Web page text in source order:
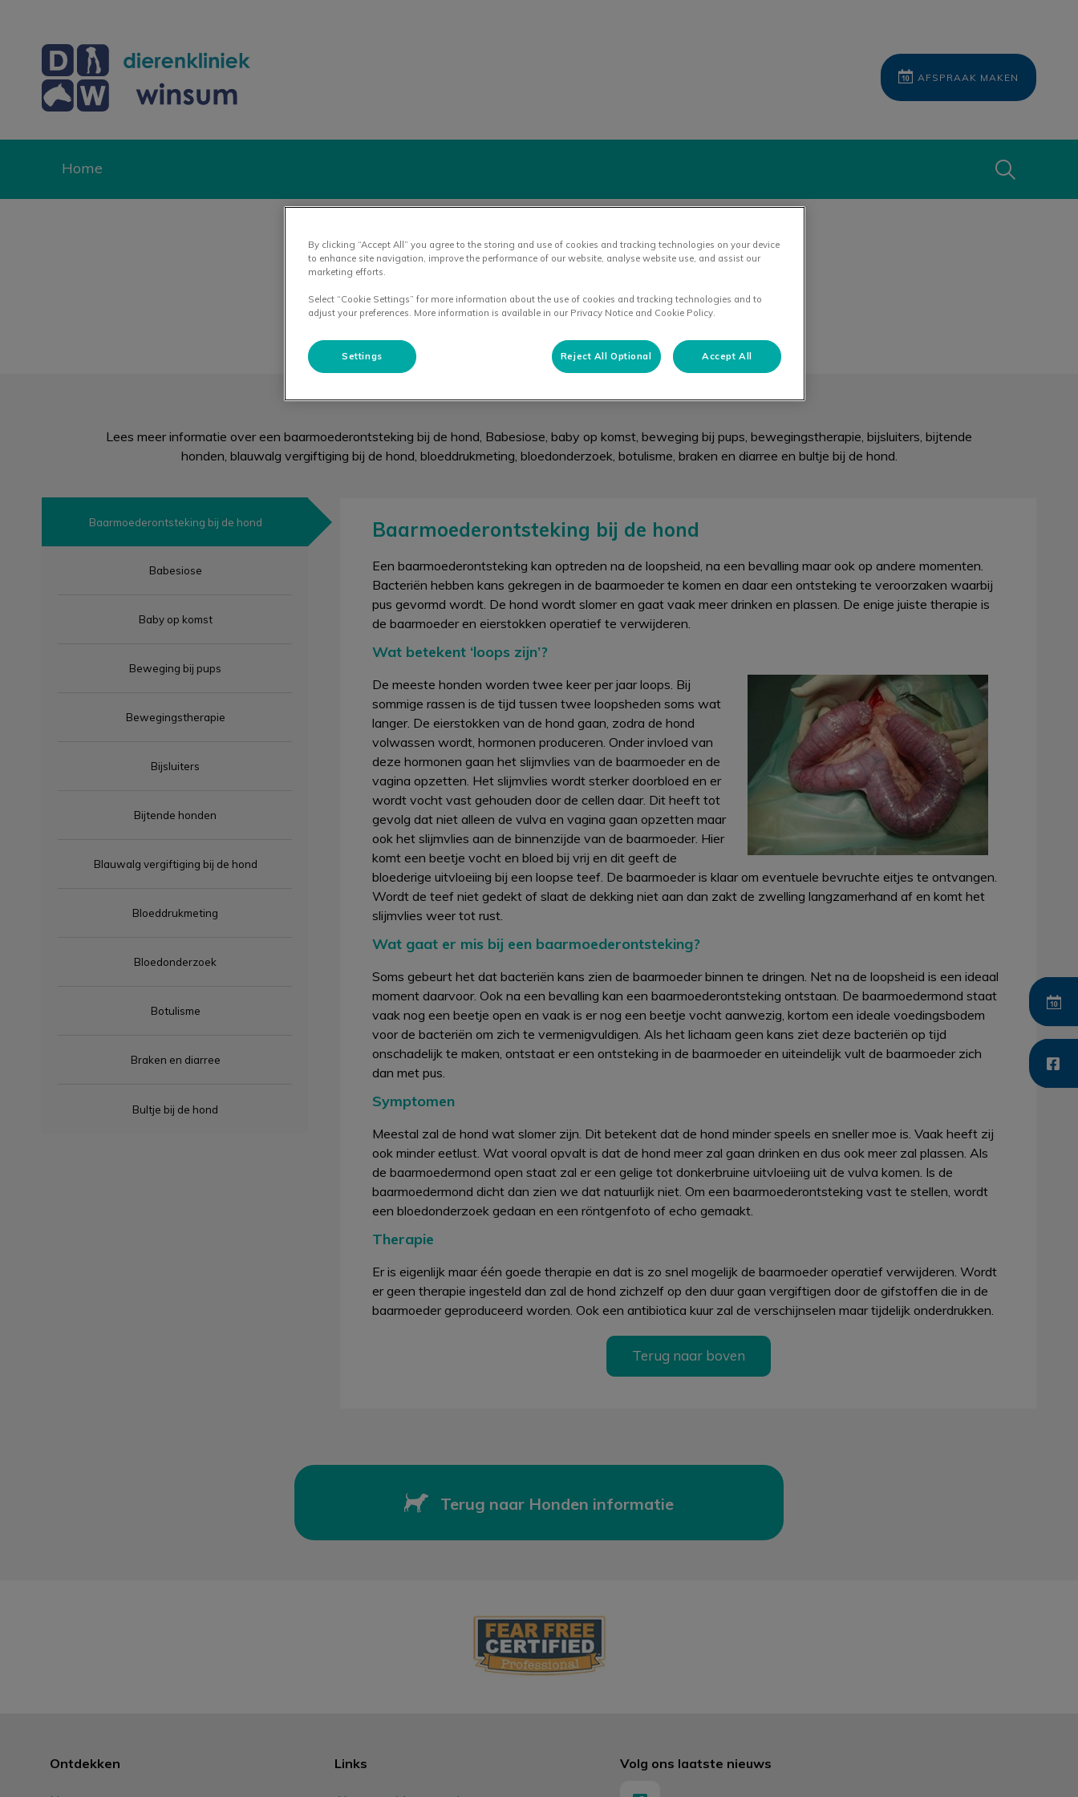
AFSPRAAK MAKEN
Home
B
Lees meer informatie over een baarmoederontsteking bij de hond, Babesiose, baby op komst, beweging bij pups, bewegingstherapie, bijsluiters, bijtende
honden, blauwalg vergiftiging bij de hond, bloeddrukmeting, bloedonderzoek, botulisme, braken en diarree en bultje bij de hond.
Baarmoederontsteking bij de hond
Babesiose
Baby op komst
Beweging bij pups
Bewegingstherapie
Bijsluiters
Bijtende honden
Blauwalg vergiftiging bij de hond
Bloeddrukmeting
Bloedonderzoek
Botulisme
Braken en diarree
Bultje bij de hond
Baarmoederontsteking bij de hond
Een baarmoederontsteking kan optreden na de loopsheid, na een bevalling maar ook op andere momenten.
Bacteriën hebben kans gekregen in de baarmoeder te komen en daar een ontsteking te veroorzaken waarbij
pus gevormd wordt. De hond wordt slomer en gaat vaak meer drinken en plassen. De enige juiste therapie is
de baarmoeder en eierstokken operatief te verwijderen.
Wat betekent ‘loops zijn’?
De meeste honden worden twee keer per jaar loops. Bij
sommige rassen is de tijd tussen twee loopsheden soms wat
langer. De eierstokken van de hond gaan, zodra de hond
volwassen wordt, hormonen produceren. Onder invloed van
deze hormonen gaan het slijmvlies van de baarmoeder en de
vagina opzetten. Het slijmvlies wordt sterker doorbloed en er
wordt vocht vast gehouden door de cellen daar. Dit heeft tot
gevolg dat niet alleen de vulva en vagina gaan opzetten maar
ook het slijmvlies aan de binnenzijde van de baarmoeder. Hier
komt een beetje vocht en bloed bij vrij en dit geeft de
bloederige uitvloeiing bij een loopse teef. De baarmoeder is klaar om eventuele bevruchte eitjes te ontvangen.
Wordt de teef niet gedekt of slaat de dekking niet aan dan zakt de zwelling langzamerhand af en komt het
slijmvlies weer tot rust.
Wat gaat er mis bij een baarmoederontsteking?
Soms gebeurt het dat bacteriën kans zien de baarmoeder binnen te dringen. Net na de loopsheid is een ideaal
moment daarvoor. Ook na een bevalling kan een baarmoederontsteking ontstaan. De baarmoedermond staat
vaak nog een beetje open en vaak is er nog een beetje vocht aanwezig, kortom een ideale voedingsbodem
voor de bacteriën om zich te vermenigvuldigen. Als het lichaam geen kans ziet deze bacteriën op tijd
onschadelijk te maken, ontstaat er een ontsteking in de baarmoeder en uiteindelijk vult de baarmoeder zich
dan met pus.
Symptomen
Meestal zal de hond wat slomer zijn. Dit betekent dat de hond minder speels en sneller moe is. Vaak heeft zij
ook minder eetlust. Wat vooral opvalt is dat de hond meer zal gaan drinken en dus ook meer zal plassen. Als
de baarmoedermond open staat zal er een gelige tot donkerbruine uitvloeiing uit de vulva komen. Is de
baarmoedermond dicht dan zien we dat natuurlijk niet. Om een baarmoederontsteking vast te stellen, wordt
een bloedonderzoek gedaan en een röntgenfoto of echo gemaakt.
Therapie
Er is eigenlijk maar één goede therapie en dat is zo snel mogelijk de baarmoeder operatief verwijderen. Wordt
er geen therapie ingesteld dan zal de hond zichzelf op den duur gaan vergiftigen door de gifstoffen die in de
baarmoeder geproduceerd worden. Ook een antibiotica kuur zal de verschijnselen maar tijdelijk onderdrukken.
Terug naar boven
Terug naar Honden informatie
Ontdekken Links Volg ons laatste nieuws
By clicking “Accept All” you agree to the storing and use of cookies and tracking technologies on your device
to enhance site navigation, improve the performance of our website, analyse website use, and assist our
marketing efforts.
Select “Cookie Settings” for more information about the use of cookies and tracking technologies and to
adjust your preferences. More information is available in our Privacy Notice and Cookie Policy.
Settings Reject All Optional Accept All